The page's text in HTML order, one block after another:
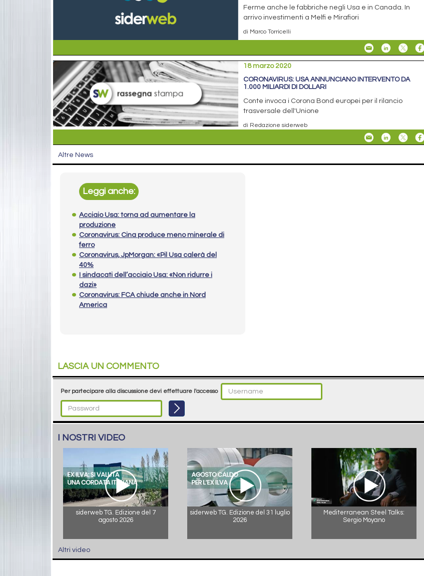
Ferme anche le fabbriche negli Usa e in Canada. In
arrivo investimenti a Melfi e Mirafiori
di Marco Torricelli
18 marzo 2020
CORONAVIRUS: USA ANNUNCIANO INTERVENTO DA
1.000 MILIARDI DI DOLLARI
Conte invoca i Corona Bond europei per il rilancio
trasversale dell'Unione
di Redazione siderweb
Altre News
Leggi anche:
Acciaio Usa: torna ad aumentare la
produzione
Coronavirus: Cina produce meno minerale di
ferro
Coronavirus, JpMorgan: «Pil Usa calerà del
40%
I sindacati dell’acciaio Usa: «Non ridurre i
dazi»
Coronavirus: FCA chiude anche in Nord
America
LASCIA UN COMMENTO
Per partecipare alla discussione devi effettuare l'accesso
I NOSTRI VIDEO
siderweb TG. Edizione del 7
agosto 2026
siderweb TG. Edizione del 31 luglio
2026
Mediterranean Steel Talks:
Sergio Moyano
Altri video